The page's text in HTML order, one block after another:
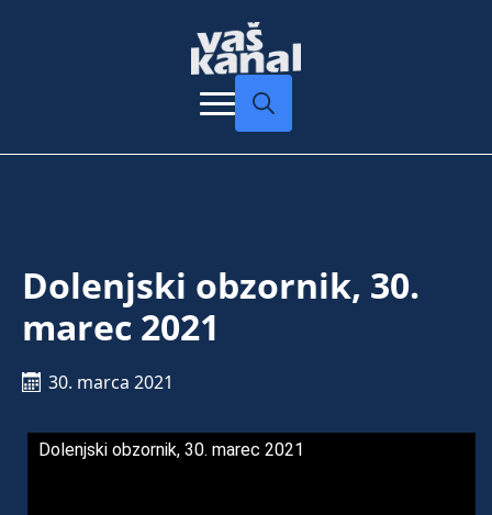
Dolenjski obzornik, 30.
marec 2021
30. marca 2021
Dolenjski obzornik, 30. marec 2021